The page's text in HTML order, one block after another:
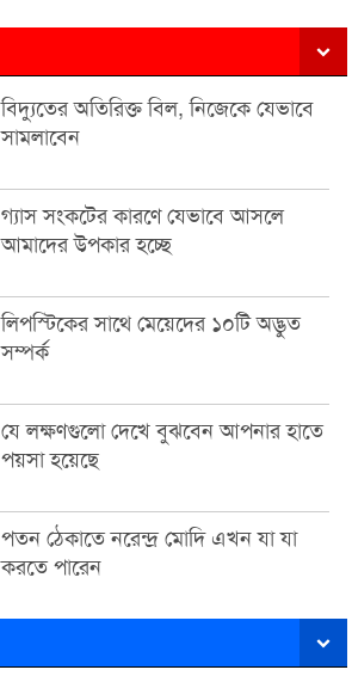
বিদ্যুতের অতিরিক্ত বিল, নিজেকে যেভাবে
সামলাবেন
গ্যাস সংকটের কারণে যেভাবে আসলে
আমাদের উপকার হচ্ছে
লিপস্টিকের সাথে মেয়েদের ১০টি অদ্ভুত
সম্পর্ক
যে লক্ষণগুলো দেখে বুঝবেন আপনার হাতে
পয়সা হয়েছে
পতন ঠেকাতে নরেন্দ্র মোদি এখন যা যা
করতে পারেন